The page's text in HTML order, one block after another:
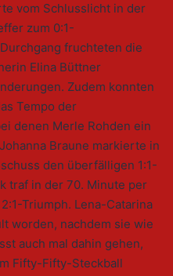
vom Schlusslicht in der
zum 0:1-
fruchteten die
Elina Büttner
Zudem konnten
Tempo der
denen Merle Rohden ein
Braune markierte in
den überfälligen 1:1-
traf in der 70. Minute per
Triumph. Lena-Catarina
worden, nachdem sie wie
auch mal dahin gehen,
Fifty-Fifty-Steckball